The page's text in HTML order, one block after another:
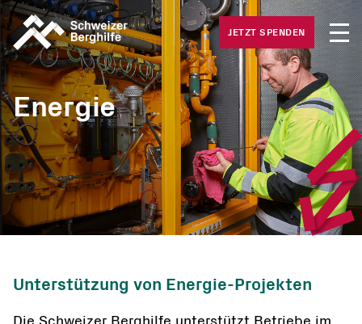
Was wir tun
Was Sie tun können
Gesuche
Über uns
JETZT SPENDEN
Energie
Unterstützung von Energie-Projekten